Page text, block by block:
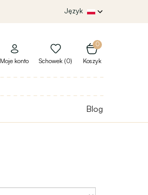
Język
0
Koszyk
Moje konto Schowek (0)
Blog